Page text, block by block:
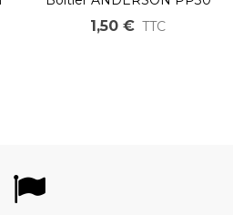
1,50 € TTC